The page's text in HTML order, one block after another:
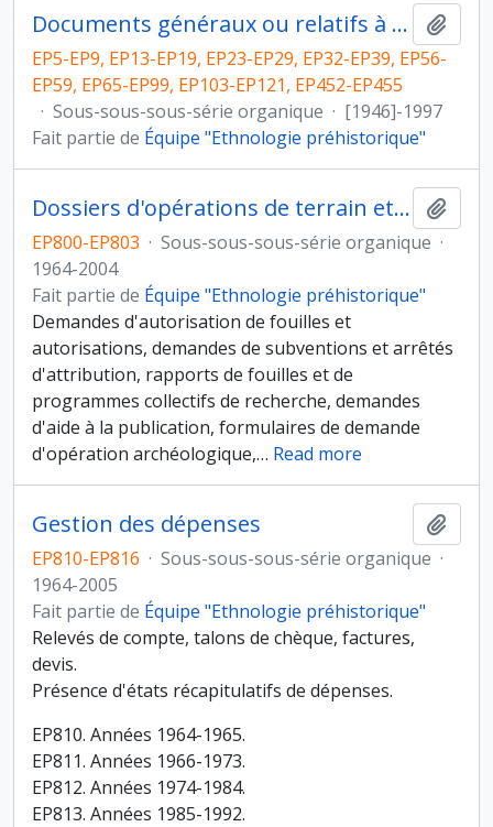
Documents généraux ou relatifs à plusieurs locus
EP5-EP9, EP13-EP19, EP23-EP29, EP32-EP39, EP56-
EP59, EP65-EP99, EP103-EP121, EP452-EP455
· Sous-sous-sous-série organique · [1946]-1997
Fait partie de Équipe "Ethnologie préhistorique"
Dossiers d'opérations de terrain et gestion des budgets
EP800-EP803 · Sous-sous-sous-série organique ·
1964-2004
Fait partie de Équipe "Ethnologie préhistorique"
Demandes d'autorisation de fouilles et
autorisations, demandes de subventions et arrêtés
d'attribution, rapports de fouilles et de
programmes collectifs de recherche, demandes
d'aide à la publication, formulaires de demande
d'opération archéologique,… Read more
Gestion des dépenses
EP810-EP816 · Sous-sous-sous-série organique ·
1964-2005
Fait partie de Équipe "Ethnologie préhistorique"
Relevés de compte, talons de chèque, factures,
devis.
Présence d'états récapitulatifs de dépenses.
EP810. Années 1964-1965.
EP811. Années 1966-1973.
EP812. Années 1974-1984.
EP813. Années 1985-1992.